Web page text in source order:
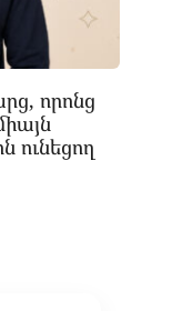
որոնց
ունեցող